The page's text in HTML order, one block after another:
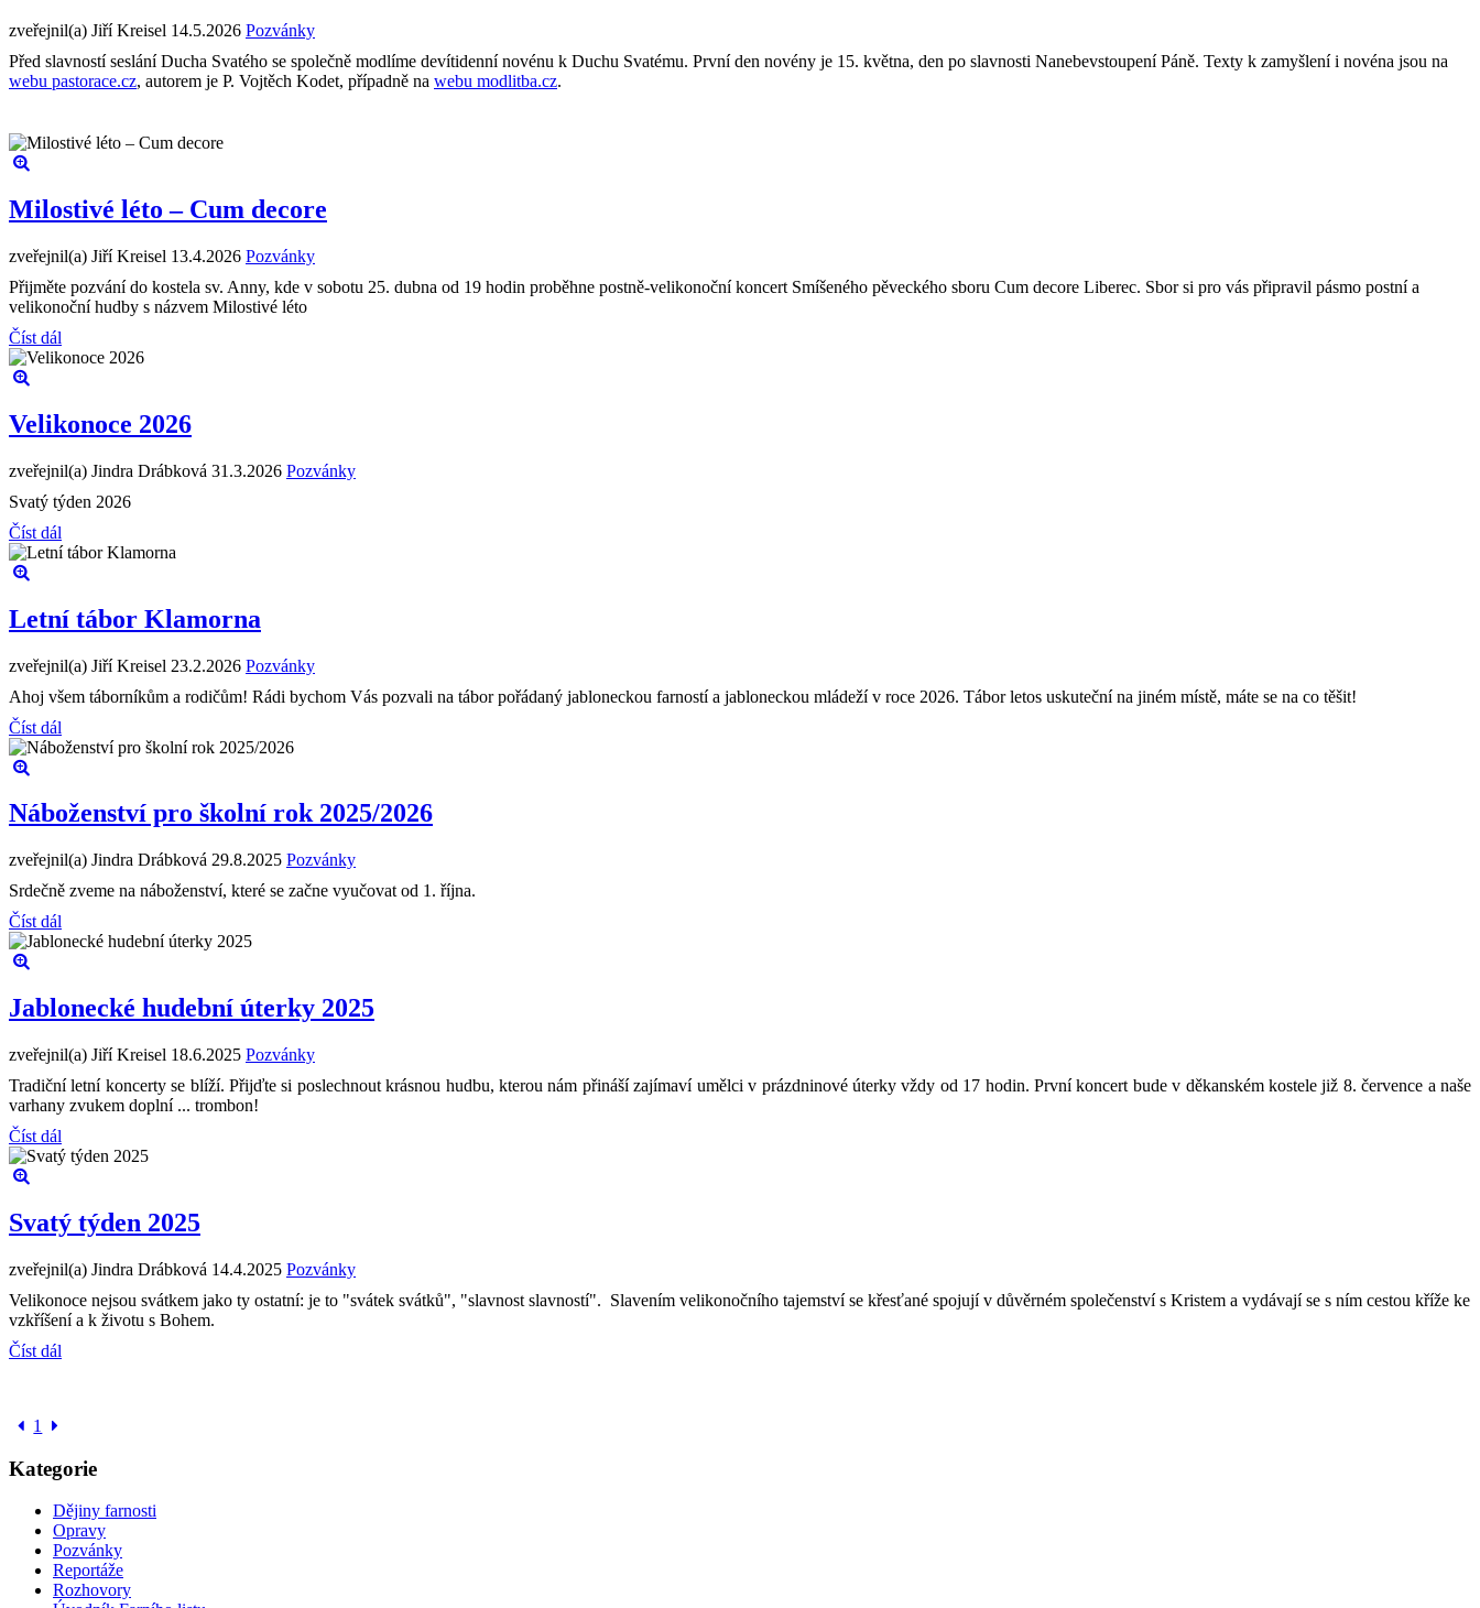
zveřejnil(a) Jiří Kreisel 14.5.2026 Pozvánky
Před slavností seslání Ducha Svatého se společně modlíme devítidenní novénu k Duchu Svatému. První den novény je 15. května, den po slavnosti Nanebevstoupení Páně. Texty k zamyšlení i novéna jsou na
webu pastorace.cz, autorem je P. Vojtěch Kodet, případně na webu modlitba.cz.
Milostivé léto – Cum decore
zveřejnil(a) Jiří Kreisel 13.4.2026 Pozvánky
Přijměte pozvání do kostela sv. Anny, kde v sobotu 25. dubna od 19 hodin proběhne postně-velikonoční koncert Smíšeného pěveckého sboru Cum decore Liberec. Sbor si pro vás připravil pásmo postní a
velikonoční hudby s názvem Milostivé léto
Číst dál
Velikonoce 2026
zveřejnil(a) Jindra Drábková 31.3.2026 Pozvánky
Svatý týden 2026
Číst dál
Letní tábor Klamorna
zveřejnil(a) Jiří Kreisel 23.2.2026 Pozvánky
Ahoj všem táborníkům a rodičům! Rádi bychom Vás pozvali na tábor pořádaný jabloneckou farností a jabloneckou mládeží v roce 2026. Tábor letos uskuteční na jiném místě, máte se na co těšit!
Číst dál
Náboženství pro školní rok 2025/2026
zveřejnil(a) Jindra Drábková 29.8.2025 Pozvánky
Srdečně zveme na náboženství, které se začne vyučovat od 1. října.
Číst dál
Jablonecké hudební úterky 2025
zveřejnil(a) Jiří Kreisel 18.6.2025 Pozvánky
Tradiční letní koncerty se blíží. Přijďte si poslechnout krásnou hudbu, kterou nám přináší zajímaví umělci v prázdninové úterky vždy od 17 hodin. První koncert bude v děkanském kostele již 8. července a naše
varhany zvukem doplní ... trombon!
Číst dál
Svatý týden 2025
zveřejnil(a) Jindra Drábková 14.4.2025 Pozvánky
Velikonoce nejsou svátkem jako ty ostatní: je to "svátek svátků", "slavnost slavností". Slavením velikonočního tajemství se křesťané spojují v důvěrném společenství s Kristem a vydávají se s ním cestou kříže ke
vzkříšení a k životu s Bohem.
Číst dál
1
Kategorie
Dějiny farnosti
Opravy
Pozvánky
Reportáže
Rozhovory